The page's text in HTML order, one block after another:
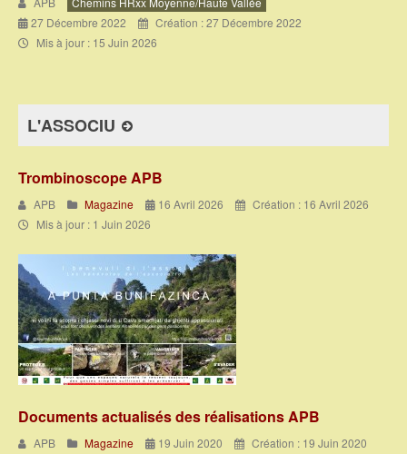
27 Décembre 2022
Création : 27 Décembre 2022
Mis à jour : 15 Juin 2026
L'ASSOCIU
Trombinoscope APB
APB Magazine 16 Avril 2026
Création : 16 Avril 2026
Mis à jour : 1 Juin 2026
Documents actualisés des réalisations APB
APB Magazine 19 Juin 2020
Création : 19 Juin 2020